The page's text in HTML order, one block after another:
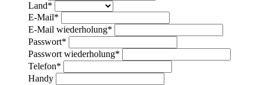
Land*
E-Mail*
E-Mail wiederholung*
Passwort*
Passwort wiederholung*
Telefon*
Handy